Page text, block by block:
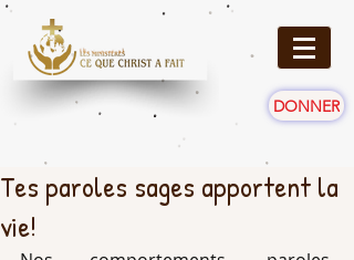
DONNER
Tes paroles sages apportent la
vie!